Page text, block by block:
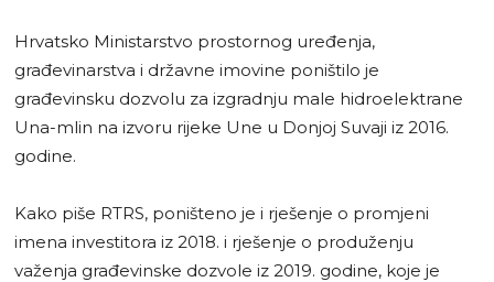
Hrvatsko Ministarstvo prostornog uređenja,
građevinarstva i državne imovine poništilo je
građevinsku dozvolu za izgradnju male hidroelektrane
Una-mlin na izvoru rijeke Une u Donjoj Suvaji iz 2016.
godine.
Kako piše RTRS, poništeno je i rješenje o promjeni
imena investitora iz 2018. i rješenje o produženju
važenja građevinske dozvole iz 2019. godine, koje je